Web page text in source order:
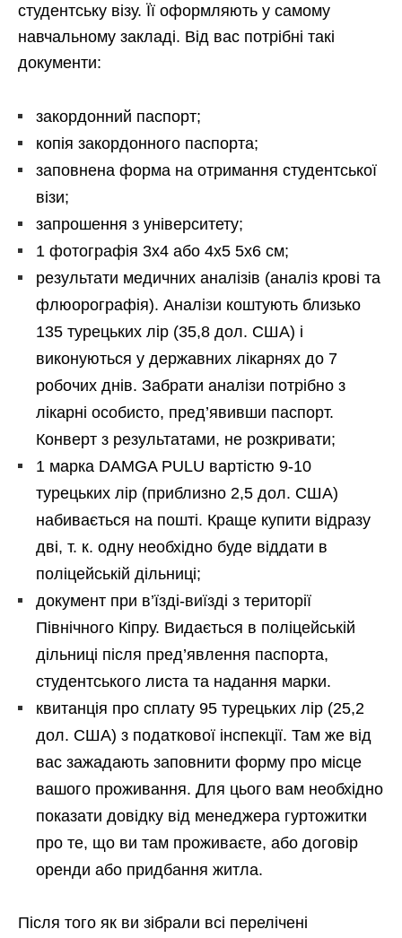
студентську візу. Її оформляють у самому
навчальному закладі. Від вас потрібні такі
документи:
закордонний паспорт;
копія закордонного паспорта;
заповнена форма на отримання студентської
візи;
запрошення з університету;
1 фотографія 3х4 або 4х5 5х6 см;
результати медичних аналізів (аналіз крові та
флюорографія). Аналізи коштують близько
135 турецьких лір (35,8 дол. США) і
виконуються у державних лікарнях до 7
робочих днів. Забрати аналізи потрібно з
лікарні особисто, пред’явивши паспорт.
Конверт з результатами, не розкривати;
1 марка DAMGA PULU вартістю 9-10
турецьких лір (приблизно 2,5 дол. США)
набивається на пошті. Краще купити відразу
дві, т. к. одну необхідно буде віддати в
поліцейській дільниці;
документ при в’їзді-виїзді з території
Північного Кіпру. Видається в поліцейській
дільниці після пред’явлення паспорта,
студентського листа та надання марки.
квитанція про сплату 95 турецьких лір (25,2
дол. США) з податкової інспекції. Там же від
вас зажадають заповнити форму про місце
вашого проживання. Для цього вам необхідно
показати довідку від менеджера гуртожитки
про те, що ви там проживаєте, або договір
оренди або придбання житла.
Після того як ви зібрали всі перелічені